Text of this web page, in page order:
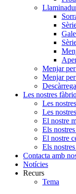
Menjar
Menjar
Les nostres
Les
Les
El nostre
Els
El nostre
Els
Contacta amb
Notícies
Recurs
Tema